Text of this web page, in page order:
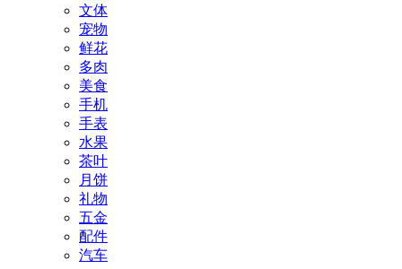
文体
宠物
鲜花
多肉
美食
手机
手表
水果
茶叶
月饼
礼物
五金
配件
汽车